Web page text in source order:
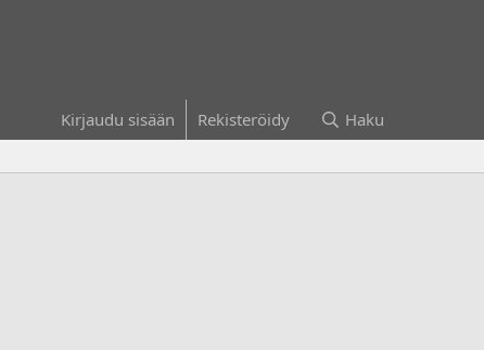
Kirjaudu sisään Rekisteröidy Haku